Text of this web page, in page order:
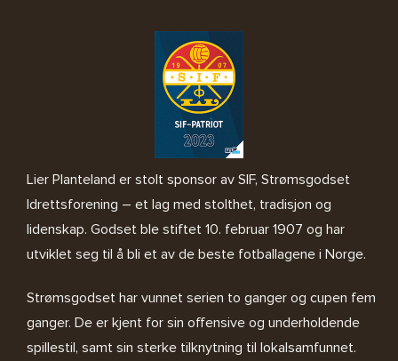
Lier Planteland er stolt sponsor av SIF, Strømsgodset
Idrettsforening – et lag med stolthet, tradisjon og
lidenskap. Godset ble stiftet 10. februar 1907 og har
utviklet seg til å bli et av de beste fotballagene i Norge.
Strømsgodset har vunnet serien to ganger og cupen fem
ganger. De er kjent for sin offensive og underholdende
spillestil, samt sin sterke tilknytning til lokalsamfunnet.